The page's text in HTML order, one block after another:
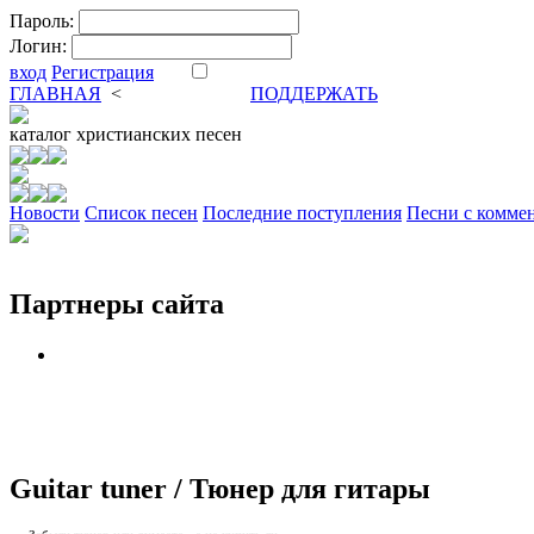
Пароль:
Логин:
вход Регистрация
ГЛАВНАЯ <
ПОДДЕРЖАТЬ
каталог христианских песен
Новости Cписок песен Последние поступления Песни с
Партнеры сайта
Guitar tuner / Тюнер для гитары